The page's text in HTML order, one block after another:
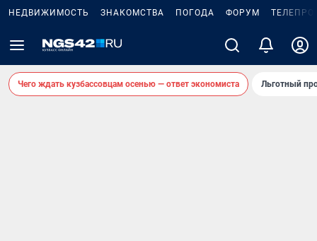
НЕДВИЖИМОСТЬ ЗНАКОМСТВА ПОГОДА ФОРУМ
Чего ждать кузбассовцам осенью — ответ экономиста Льготный